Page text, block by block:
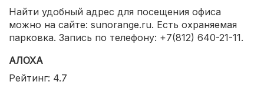
Найти удобный адрес для посещения офиса
можно на сайте: sunorange.ru. Есть охраняемая
парковка. Запись по телефону: +7(812) 640-21-11.
АЛОХА
Рейтинг: 4.7